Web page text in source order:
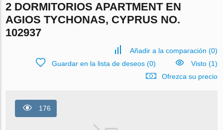
2 DORMITORIOS APARTMENT EN
AGIOS TYCHONAS, CYPRUS NO.
102937
Añadir a la comparación (0)
Guardar en la lista de deseos(0)
Visto (1)
Ofrezca su precio
176